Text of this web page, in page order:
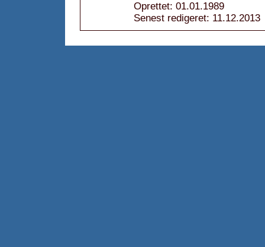
Oprettet: 01.01.1989
Senest redigeret: 11.12.2013